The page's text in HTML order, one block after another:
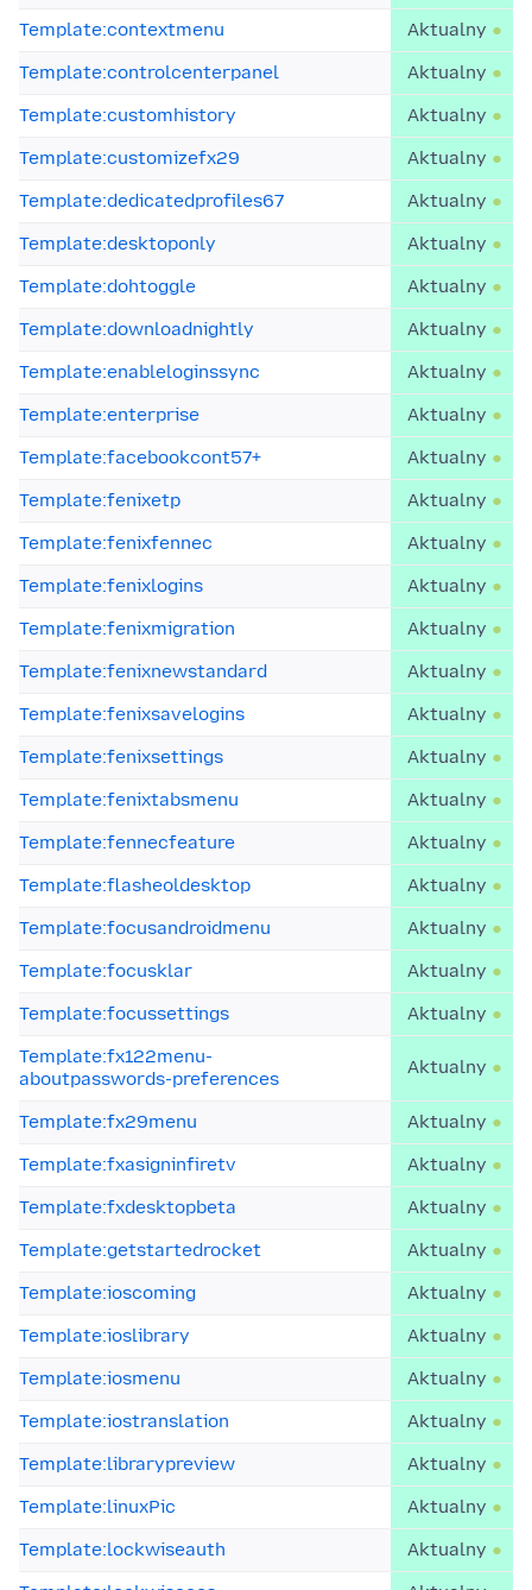
Template:contextmenu
Aktualny
Template:controlcenterpanel
Aktualny
Template:customhistory
Aktualny
Template:customizefx29
Aktualny
Template:dedicatedprofiles67
Aktualny
Template:desktoponly
Aktualny
Template:dohtoggle
Aktualny
Template:downloadnightly
Aktualny
Template:enableloginssync
Aktualny
Template:enterprise
Aktualny
Template:facebookcont57+
Aktualny
Template:fenixetp
Aktualny
Template:fenixfennec
Aktualny
Template:fenixlogins
Aktualny
Template:fenixmigration
Aktualny
Template:fenixnewstandard
Aktualny
Template:fenixsavelogins
Aktualny
Template:fenixsettings
Aktualny
Template:fenixtabsmenu
Aktualny
Template:fennecfeature
Aktualny
Template:flasheoldesktop
Aktualny
Template:focusandroidmenu
Aktualny
Template:focusklar
Aktualny
Template:focussettings
Aktualny
Template:fx122menu-
aboutpasswords-preferences
Aktualny
Template:fx29menu
Aktualny
Template:fxasigninfiretv
Aktualny
Template:fxdesktopbeta
Aktualny
Template:getstartedrocket
Aktualny
Template:ioscoming
Aktualny
Template:ioslibrary
Aktualny
Template:iosmenu
Aktualny
Template:iostranslation
Aktualny
Template:librarypreview
Aktualny
Template:linuxPic
Aktualny
Template:lockwiseauth
Aktualny